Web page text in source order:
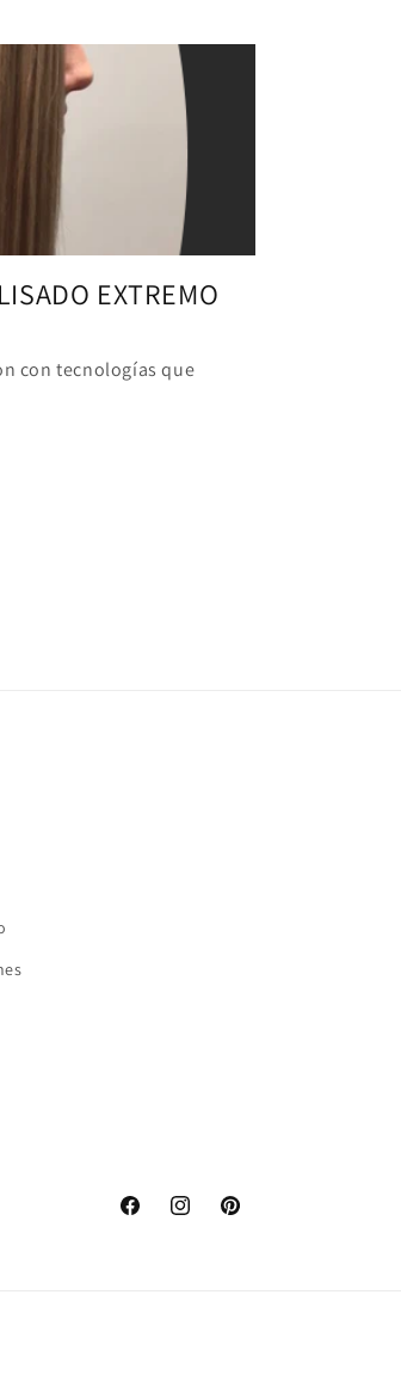
EXTREMO
con tecnologías que
FacebookInstagramPinterest